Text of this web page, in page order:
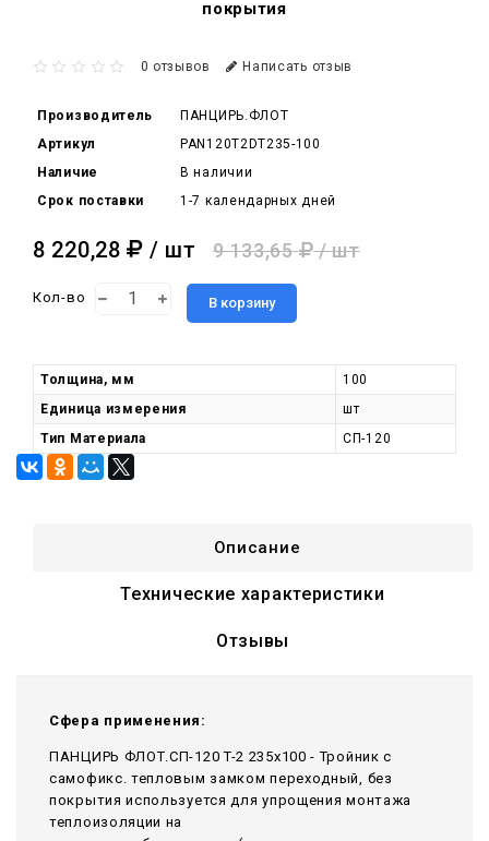
покрытия
0 отзывов Написать отзыв
Производитель
ПАНЦИРЬ.ФЛОТ
Артикул
PAN120T2DT235-100
Наличие
В наличии
Срок поставки
1-7 календарных дней
8 220,28 / шт 9 133,65 / шт
Кол-во В корзину
Толщина, мм
100
Единица измерения
шт
Тип Материала
СП-120
Описание
Технические характеристики
Отзывы
Сфера применения:
ПАНЦИРЬ ФЛОТ.СП-120 T-2 235x100 - Тройник c
самофикс. тепловым замком переходный, без
покрытия используется для упрощения монтажа
теплоизоляции на